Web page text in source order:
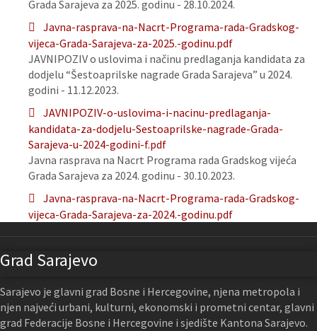
Grada Sarajeva za 2025. godinu - 28.10.2024.
Javna-rasprava-na-Nacrt-Programa-rada-Gradskog-
vijeca-Grada-Sarajeva-za-2025.-godinu.pdf
JAVNIPOZIV o uslovima i načinu predlaganja kandidata za
dodjelu “Šestoaprilske nagrade Grada Sarajeva” u 2024.
godini - 11.12.2023.
JAVNIPOZIV-o-uslovima-i-nacinu-predlaganja-
kandidata-za-dodjelu-Sestoaprilske-nagrade-Grada-
Sarajeva-u-2024-godini-f.pdf
Javna rasprava na Nacrt Programa rada Gradskog vijeća
Grada Sarajeva za 2024. godinu - 30.10.2023.
Javna-rasprava-na-Nacrt-Programa-rada-Gradskog-
vijeca-Grada-Sarajeva-za-2024.-godinu.pdf
Grad Sarajevo
Sarajevo je glavni grad Bosne i Hercegovine, njena metropola i
njen najveći urbani, kulturni, ekonomski i prometni centar, glavni
grad Federacije Bosne i Hercegovine i sjedište Kantona Sarajevo.